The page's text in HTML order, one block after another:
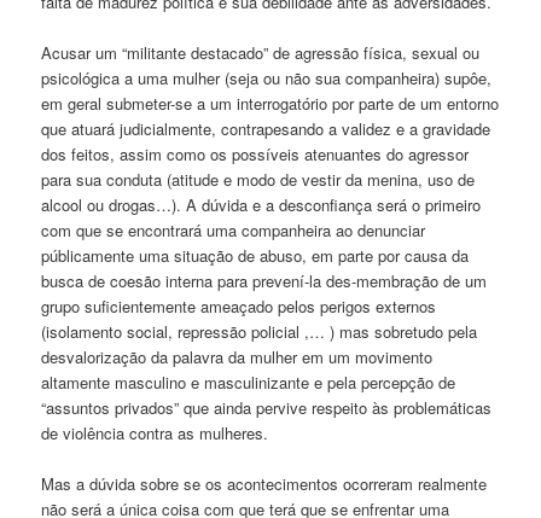
Acusar um “militante destacado” de agressão física, sexual ou
psicológica a uma mulher (seja ou não sua companheira) supôe,
em geral submeter-se a um interrogatório por parte de um entorno
que atuará judicialmente, contrapesando a validez e a gravidade
dos feitos, assim como os possíveis atenuantes do agressor
para sua conduta (atitude e modo de vestir da menina, uso de
alcool ou drogas…). A dúvida e a desconfiança será o primeiro
com que se encontrará uma companheira ao denunciar
públicamente uma situação de abuso, em parte por causa da
busca de coesão interna para prevení-la des-membração de um
grupo suficientemente ameaçado pelos perigos externos
(isolamento social, repressão policial ,… ) mas sobretudo pela
desvalorização da palavra da mulher em um movimento
altamente masculino e masculinizante e pela percepção de
“assuntos privados” que ainda pervive respeito às problemáticas
de violência contra as mulheres.
Mas a dúvida sobre se os acontecimentos ocorreram realmente
não será a única coisa com que terá que se enfrentar uma